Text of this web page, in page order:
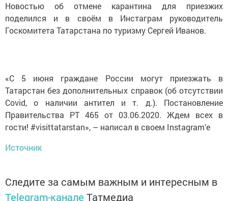
Новостью об отмене карантина для приезжих
поделился и в своём в Инстаграм руководитель
Госкомитета Татарстана по туризму Сергей Иванов.
«С 5 июня граждане России могут приезжать в
Татарстан без дополнительных справок (об отсутствии
Covid, о наличии антител и т. д.). Постановление
Правительства РТ 465 от 03.06.2020. Ждем всех в
гости! #visittatarstan», – написал в своем Instagram’е
Источник
Следите за самым важным и интересным в
Telegram-канале Татмедиа